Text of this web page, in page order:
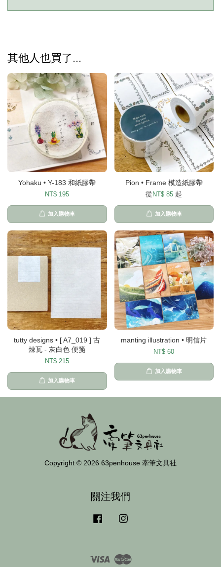
其他人也買了...
Yohaku • Y-183 和紙膠帶
NT$ 195
加入購物車
Pion • Frame 模造紙膠帶
從 NT$ 85 起
加入購物車
tutty designs • [ A7_019 ] 古
煉瓦 - 灰白色 便箋
NT$ 215
加入購物車
manting illustration • 明信片
NT$ 60
加入購物車
Copyright © 2026 63penhouse 牽筆文具社
關注我們
Facebook
Visa Master